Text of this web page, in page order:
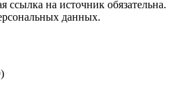
ссылка на источник обязательна.
данных.